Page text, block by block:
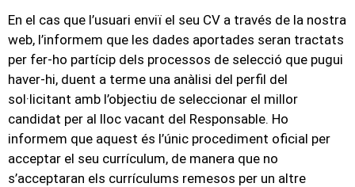
En el cas que l’usuari enviï el seu CV a través de la nostra
web, l’informem que les dades aportades seran tractats
per fer-ho partícip dels processos de selecció que pugui
haver-hi, duent a terme una anàlisi del perfil del
sol·licitant amb l’objectiu de seleccionar el millor
candidat per al lloc vacant del Responsable. Ho
informem que aquest és l’únic procediment oficial per
acceptar el seu currículum, de manera que no
s’acceptaran els currículums remesos per un altre